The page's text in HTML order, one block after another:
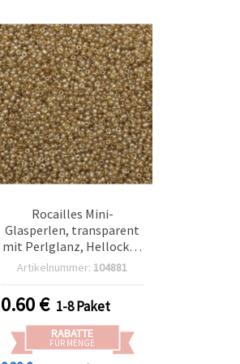
Rocailles Mini-
Glasperlen, transparent
mit Perlglanz, Hellocker,
2 mm, 50 g
Artikelnummer: 104881
0.60€ 1-8 Paket
RABATTE
FÜR MENGE